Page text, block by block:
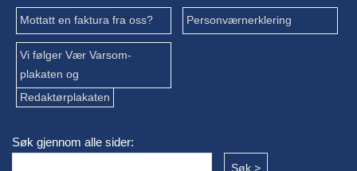
Mottatt en faktura fra oss? Personværnerklering
Vi følger Vær Varsom-
plakaten og
Redaktørplakaten
Søk gjennom alle sider: